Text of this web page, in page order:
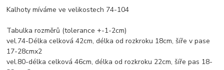
Kalhoty míváme ve velikostech 74-104
Tabulka rozměrů (tolerance +-1-2cm)
vel.74-Délka celková 42cm, délka od rozkroku 18cm, šíře v pase
17-28cmx2
vel.80-délka celková 46cm, délka od rozkroku 22cm, šíře pas 18-